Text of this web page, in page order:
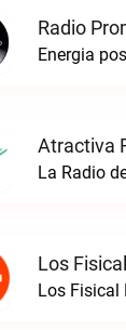
Radio
Energia
Atractiva
La Radio
Los
Los Fisical